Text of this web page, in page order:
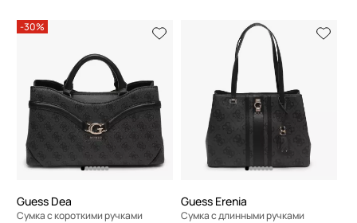
-30%
Guess Dea
Сумка с короткими ручками
Guess Erenia
Сумка с длинными ручками